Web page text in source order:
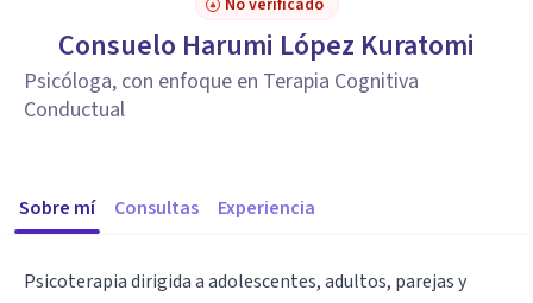
No verificado
Consuelo Harumi López Kuratomi
Psicóloga, con enfoque en Terapia Cognitiva
Conductual
Sobre mí Consultas Experiencia
Psicoterapia dirigida a adolescentes, adultos, parejas y